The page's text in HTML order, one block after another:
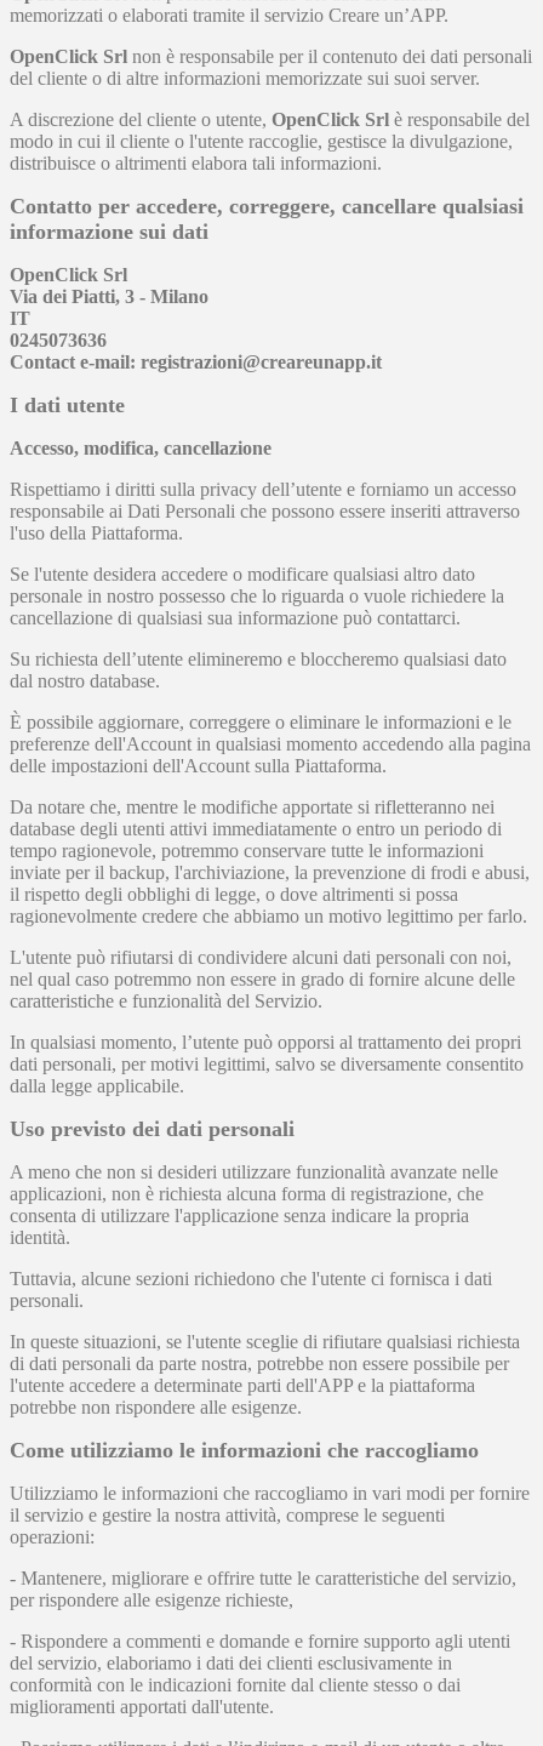
memorizzati o elaborati tramite il servizio Creare un’APP.
OpenClick Srl non è responsabile per il contenuto dei dati personali
del cliente o di altre informazioni memorizzate sui suoi server.
A discrezione del cliente o utente, OpenClick Srl è responsabile del
modo in cui il cliente o l'utente raccoglie, gestisce la divulgazione,
distribuisce o altrimenti elabora tali informazioni.
Contatto per accedere, correggere, cancellare qualsiasi
informazione sui dati
OpenClick Srl
Via dei Piatti, 3 - Milano
IT
0245073636
Contact e-mail: registrazioni@creareunapp.it
I dati utente
Accesso, modifica, cancellazione
Rispettiamo i diritti sulla privacy dell’utente e forniamo un accesso
responsabile ai Dati Personali che possono essere inseriti attraverso
l'uso della Piattaforma.
Se l'utente desidera accedere o modificare qualsiasi altro dato
personale in nostro possesso che lo riguarda o vuole richiedere la
cancellazione di qualsiasi sua informazione può contattarci.
Su richiesta dell’utente elimineremo e bloccheremo qualsiasi dato
dal nostro database.
È possibile aggiornare, correggere o eliminare le informazioni e le
preferenze dell'Account in qualsiasi momento accedendo alla pagina
delle impostazioni dell'Account sulla Piattaforma.
Da notare che, mentre le modifiche apportate si rifletteranno nei
database degli utenti attivi immediatamente o entro un periodo di
tempo ragionevole, potremmo conservare tutte le informazioni
inviate per il backup, l'archiviazione, la prevenzione di frodi e abusi,
il rispetto degli obblighi di legge, o dove altrimenti si possa
ragionevolmente credere che abbiamo un motivo legittimo per farlo.
L'utente può rifiutarsi di condividere alcuni dati personali con noi,
nel qual caso potremmo non essere in grado di fornire alcune delle
caratteristiche e funzionalità del Servizio.
In qualsiasi momento, l’utente può opporsi al trattamento dei propri
dati personali, per motivi legittimi, salvo se diversamente consentito
dalla legge applicabile.
Uso previsto dei dati personali
A meno che non si desideri utilizzare funzionalità avanzate nelle
applicazioni, non è richiesta alcuna forma di registrazione, che
consenta di utilizzare l'applicazione senza indicare la propria
identità.
Tuttavia, alcune sezioni richiedono che l'utente ci fornisca i dati
personali.
In queste situazioni, se l'utente sceglie di rifiutare qualsiasi richiesta
di dati personali da parte nostra, potrebbe non essere possibile per
l'utente accedere a determinate parti dell'APP e la piattaforma
potrebbe non rispondere alle esigenze.
Come utilizziamo le informazioni che raccogliamo
Utilizziamo le informazioni che raccogliamo in vari modi per fornire
il servizio e gestire la nostra attività, comprese le seguenti
operazioni:
- Mantenere, migliorare e offrire tutte le caratteristiche del servizio,
per rispondere alle esigenze richieste,
- Rispondere a commenti e domande e fornire supporto agli utenti
del servizio, elaboriamo i dati dei clienti esclusivamente in
conformità con le indicazioni fornite dal cliente stesso o dai
miglioramenti apportati dall'utente.